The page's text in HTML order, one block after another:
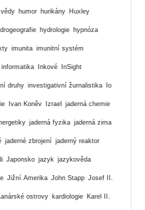
humor hurikány Huxley
hydrologie hypnóza
imunita imunitní systém
informatika Inkové InSight
druhy investigativní žurnalistika Io
Ivan Koněv Izrael jaderná chemie
jaderná fyzika jaderná zima
jaderné zbrojení jaderný reaktor
Japonsko jazyk jazykověda
Jižní Amerika John Stapp Josef II.
ostrovy kardiologie Karel II.